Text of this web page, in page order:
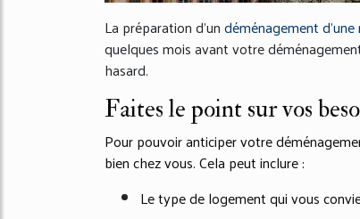
La préparation d’undéménagement
quelques mois avant votre
hasard.
Faites le point sur vos
Pour pouvoir anticiper votre
bien chez vous. Cela peut inclure :
Le type de logement qui vous